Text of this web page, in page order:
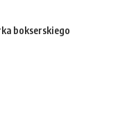
bokserskiego